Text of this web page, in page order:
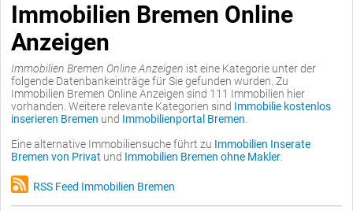
Immobilien Bremen Online
Anzeigen
Immobilien Bremen Online Anzeigen ist eine Kategorie unter der
folgende Datenbankeinträge für Sie gefunden wurden. Zu
Immobilien Bremen Online Anzeigen sind 111 Immobilien hier
vorhanden. Weitere relevante Kategorien sind Immobilie kostenlos
inserieren Bremen und Immobilienportal Bremen
Eine alternative Immobiliensuche führt zu Immobilien Inserate
Bremen von Privat und Immobilien Bremen ohne Makler
RSS Feed Immobilien Bremen